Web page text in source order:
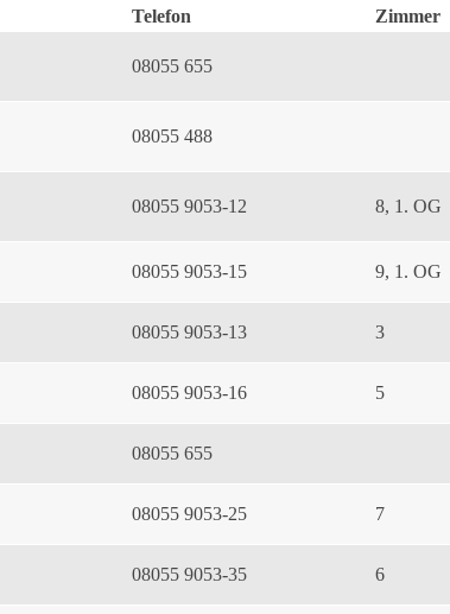
Telefon Zimmer
08055 655
08055 488
08055 9053-12 8, 1. OG
08055 9053-15 9, 1. OG
08055 9053-13 3
08055 9053-16 5
08055 655
08055 9053-25 7
08055 9053-35 6